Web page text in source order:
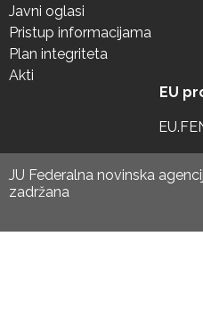
Javni oglasi
Pristup informacijama
Plan integriteta
Akti
EU
JU Federalna novinska
zadržana